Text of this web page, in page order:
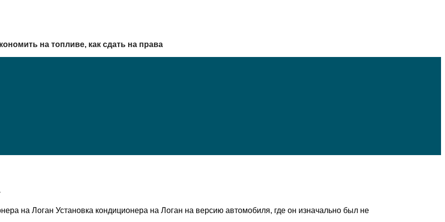
на топливе, как сдать на права
на Логан Установка кондиционера на Логан на версию автомобиля, где он изначально был не